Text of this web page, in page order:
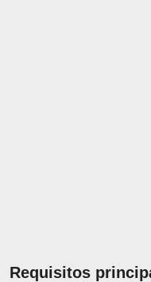
Requisitos